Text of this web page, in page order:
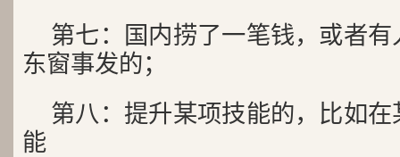
第七：国内捞了一笔钱，或者
东窗事发的；
第八：提升某项技能的，比如
能